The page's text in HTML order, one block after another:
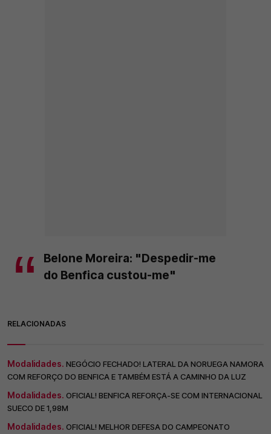
Belone Moreira: "Despedir-me
do Benfica custou-me"
RELACIONADAS
Modalidades. NEGÓCIO FECHADO! LATERAL DA NORUEGA NAMORA
COM REFORÇO DO BENFICA E TAMBÉM ESTÁ A CAMINHO DA LUZ
Modalidades. OFICIAL! BENFICA REFORÇA-SE COM INTERNACIONAL
SUECO DE 1,98M
Modalidades. OFICIAL! MELHOR DEFESA DO CAMPEONATO